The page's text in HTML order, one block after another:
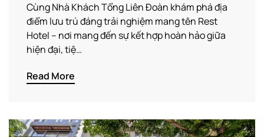
Cùng Nhà Khách Tổng Liên Đoàn khám phá địa
điểm lưu trú đáng trải nghiệm mang tên Rest
Hotel – nơi mang đến sự kết hợp hoàn hảo giữa
hiện đại, tiệ…
Read More